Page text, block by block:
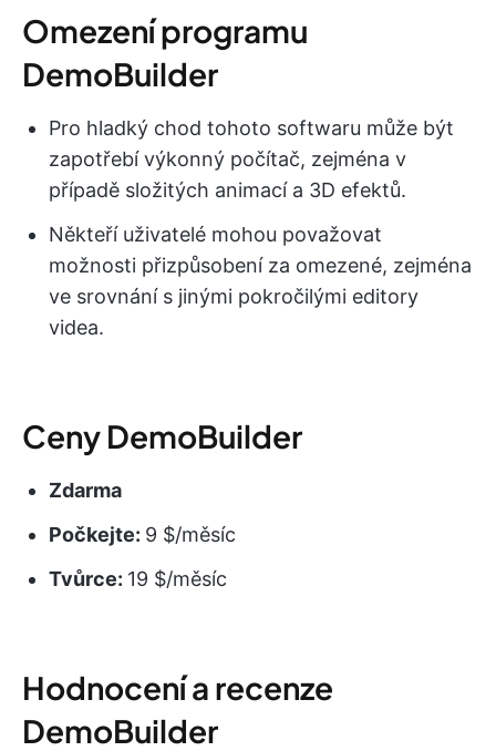
Omezení programu
DemoBuilder
Pro hladký chod tohoto softwaru může být
zapotřebí výkonný počítač, zejména v
případě složitých animací a 3D efektů.
Někteří uživatelé mohou považovat
možnosti přizpůsobení za omezené, zejména
ve srovnání s jinými pokročilými editory
videa.
Ceny DemoBuilder
Zdarma
Počkejte: 9 $/měsíc
Tvůrce: 19 $/měsíc
Hodnocení a recenze
DemoBuilder